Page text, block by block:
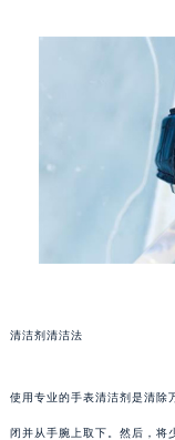
清洁剂清洁法
使用专业的手表清洁剂是清除
闭并从手腕上取下。然后，将